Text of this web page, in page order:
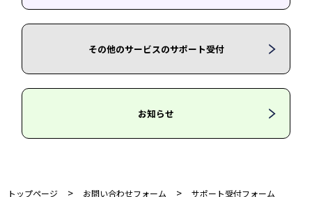
その他のサービスのサポート受付
お知らせ
トップページ > お問い合わせフォーム >サポート受付フォーム